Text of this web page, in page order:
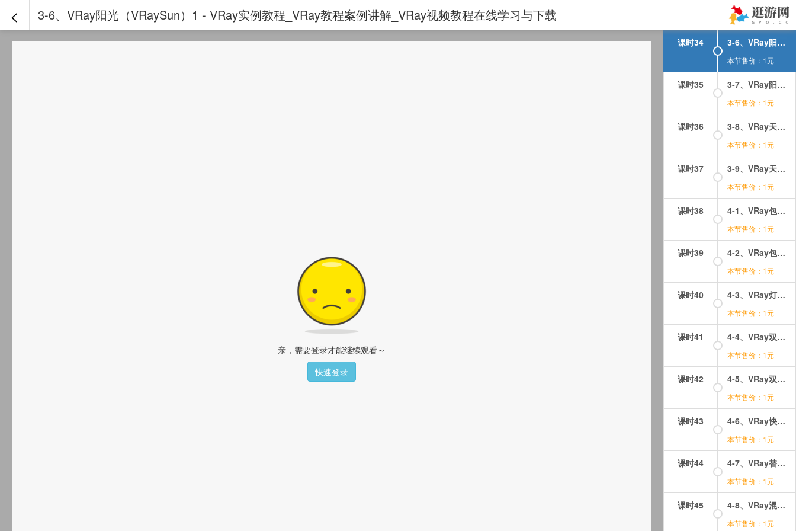
< 3-6、VRay阳光（VRaySun）1 - VRay实例教程_VRay教程案例讲解_VRay视频教程在线学习与下载
亲，需要登录才能继续观看～
快速登录
本节售价：1元
课时34 3-6、VRay阳光（VRaySun）1
本节售价：1元
课时35 3-7、VRay阳光（VRaySun）2
本节售价：1元
课时36 3-8、VRay天空贴图（VRaysky)1
本节售价：1元
课时37 3-9、VRay天空贴图（VRaysky)2
本节售价：1元
课时38 4-1、VRay包裹材质（VRayMtlWrapper）1
本节售价：1元
课时39 4-2、VRay包裹材质（VRayMtlWrapper）2
本节售价：1元
课时40 4-3、VRay灯光材质（VRayLightMtl）
本节售价：1元
课时41 4-4、VRay双面材质（VRay2SideMtl)1
本节售价：1元
课时42 4-5、VRay双面材质（VRay2SideMtl)2
本节售价：1元
课时43 4-6、VRay快速3S材质（VRayFastSSS)1
本节售价：1元
课时44 4-7、VRay替代材质（VRayOverrideMtl)
本节售价：1元
课时45 4-8、VRay混合材质（VRayBlendMtl)1
本节售价：1元